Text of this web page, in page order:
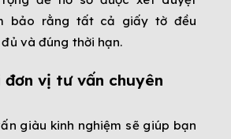
bảo rằng tất cả giấy tờ đều
và đúng thời hạn.
vị tư vấn chuyên
giàu kinh nghiệm sẽ giúp bạn